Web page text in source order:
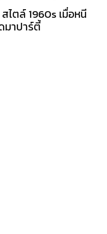
ตล์ 1960s เมื่อหนี
มาปาร์ตี้